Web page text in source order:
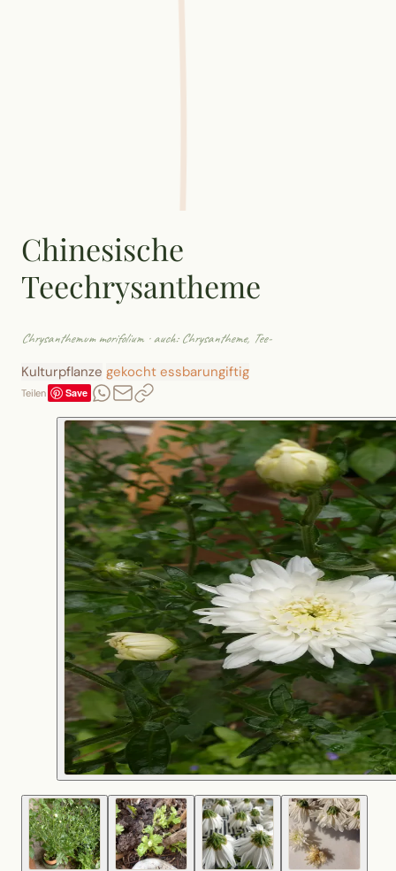
Chinesische
Teechrysantheme
Chrysanthemum morifolium · auch: Chrysantheme, Tee-
Kulturpflanze gekocht essbarungiftig
Teilen Save